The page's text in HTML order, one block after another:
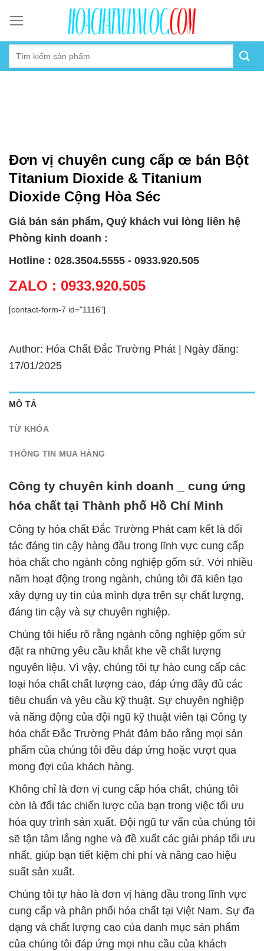
content
Đơn vị chuyên cung cấp œ bán Bột
Titanium Dioxide & Titanium
Dioxide Cộng Hòa Séc
Giá bán sản phẩm, Quý khách vui lòng liên hệ
Phòng kinh doanh :
Hotline : 028.3504.5555 - 0933.920.505
ZALO : 0933.920.505
[contact-form-7 id="1116"]
Author: Hóa Chất Đắc Trường Phát | Ngày đăng:
17/01/2025
MÔ TẢ
TỪ KHÓA
THÔNG TIN MUA HÀNG
Công ty chuyên kinh doanh _ cung ứng
hóa chất tại Thành phố Hồ Chí Minh
Công ty hóa chất Đắc Trường Phát cam kết là đối
tác đáng tin cậy hàng đầu trong lĩnh vực cung cấp
hóa chất cho ngành công nghiệp gốm sứ. Với nhiều
năm hoạt động trong ngành, chúng tôi đã kiên tạo
xây dựng uy tín của mình dựa trên sự chất lượng,
đáng tin cậy và sự chuyên nghiệp.
Chúng tôi hiểu rõ rằng ngành công nghiệp gốm sứ
đặt ra những yêu cầu khắt khe về chất lượng
nguyên liệu. Vì vậy, chúng tôi tự hào cung cấp các
loại hóa chất chất lượng cao, đáp ứng đầy đủ các
tiêu chuẩn và yêu cầu kỹ thuật. Sự chuyên nghiệp
và năng động của đội ngũ kỹ thuật viên tại Công ty
hóa chất Đắc Trường Phát đảm bảo rằng mọi sản
phẩm của chúng tôi đều đáp ứng hoặc vượt qua
mong đợi của khách hàng.
Không chỉ là đơn vị cung cấp hóa chất, chúng tôi
còn là đối tác chiến lược của bạn trong việc tối ưu
hóa quy trình sản xuất. Đội ngũ tư vấn của chúng tôi
sẽ tận tâm lắng nghe và đề xuất các giải pháp tối ưu
nhất, giúp bạn tiết kiệm chi phí và nâng cao hiệu
suất sản xuất.
Chúng tôi tự hào là đơn vị hàng đầu trong lĩnh vực
cung cấp và phân phối hóa chất tại Việt Nam. Sự đa
dạng và chất lượng cao của danh mục sản phẩm
của chúng tôi đáp ứng mọi nhu cầu của khách